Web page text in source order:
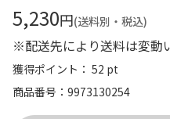
5,230円(送料別・税込)
※配送先により送料は変動
獲得ポイント： 52 pt
商品番号
9973130254